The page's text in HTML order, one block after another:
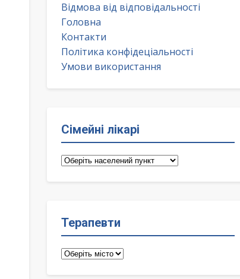
Відмова від відповідальності
Головна
Контакти
Політика конфідеціальності
Умови використання
Сімейні лікарі
Сімейні
Терапевти
Терапевти